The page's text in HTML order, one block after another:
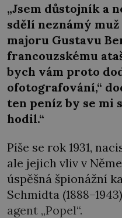
„Jsem důstojník a
sdělí neznámý
majoru Gustavu
francouzskému
bych vám proto
ofotografování,“
ten peníz by se mi
hodil.“
Píše se rok 1931,
ale jejich vliv v
úspěšná špionážní
Schmidta
agent „Popel“.